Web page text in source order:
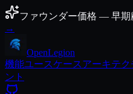
コンテンツにスキップ
ファウンダー価格 — 早期
→
OpenLegion
機能ユースケースアーキテク
ント